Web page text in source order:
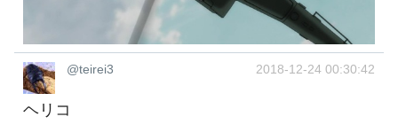
@teirei3 2018-12-24 00:30:42
ヘリコ